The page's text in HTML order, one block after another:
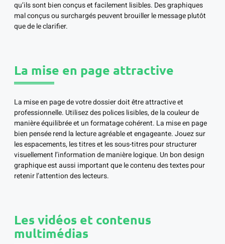
qu’ils sont bien conçus et facilement lisibles. Des graphiques
mal conçus ou surchargés peuvent brouiller le message plutôt
que de le clarifier.
La mise en page attractive
La mise en page de votre dossier doit être attractive et
professionnelle. Utilisez des polices lisibles, de la couleur de
manière équilibrée et un formatage cohérent. La mise en page
bien pensée rend la lecture agréable et engageante. Jouez sur
les espacements, les titres et les sous-titres pour structurer
visuellement l’information de manière logique. Un bon design
graphique est aussi important que le contenu des textes pour
retenir l’attention des lecteurs.
Les vidéos et contenus
multimédias